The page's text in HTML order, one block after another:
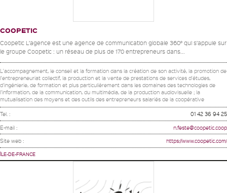
COOPETIC
Coopetic L’agence est une agence de communication globale 360° qui s’appuie sur
le groupe Coopetic : un réseau de plus de 170 entrepreneurs dans...
L'accompagnement, le conseil et la formation dans la création de son activité, la promotion de
l'entrepreneuriat collectif, la production et la vente de prestations de services d'études,
d'ingénierie, de formation et plus particulièrement dans les domaines des technologies de
l'information, de la communication, du multimédia, de la production audiovisuelle ; la
mutualisation des moyens et des outils des entrepreneurs salariés de la coopérative
Tel. : 01 42 36 94 25
E-mail : n.feste@coopetic.coop
Site web : https://www.coopetic.com/
ÎLE-DE-FRANCE